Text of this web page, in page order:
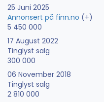
25 Juni 2025
Annonsert på finn.no (+)
5 450 000
17 August 2022
Tinglyst salg
300 000
06 November 2018
Tinglyst salg
2 810 000